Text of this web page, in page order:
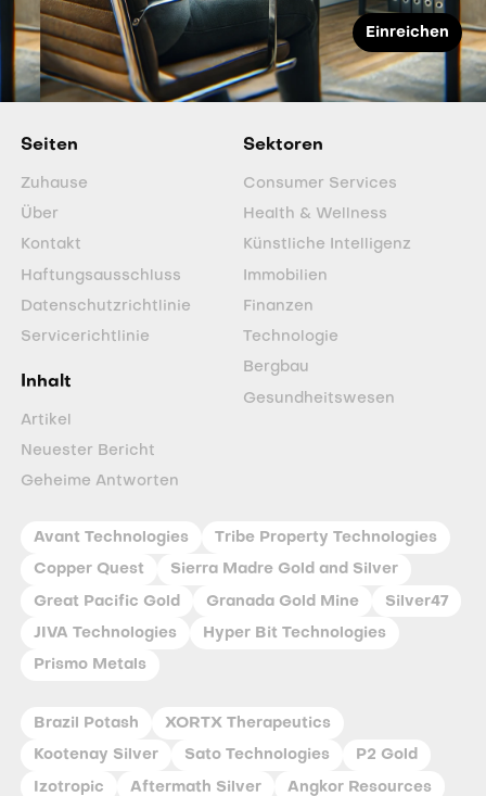
Seiten
Zuhause
Über
Kontakt
Haftungsausschluss
Datenschutzrichtlinie
Servicerichtlinie
Inhalt
Artikel
Neuester Bericht
Geheime Antworten
Sektoren
Consumer Services
Health & Wellness
Künstliche Intelligenz
Immobilien
Finanzen
Technologie
Bergbau
Gesundheitswesen
Avant Technologies Tribe Property Technologies
Copper Quest Sierra Madre Gold and Silver
Great Pacific Gold Granada Gold Mine Silver47
JIVA Technologies Hyper Bit Technologies
Prismo Metals
Brazil Potash XORTX Therapeutics
Kootenay Silver Sato Technologies P2 Gold
Izotropic Aftermath Silver Angkor Resources